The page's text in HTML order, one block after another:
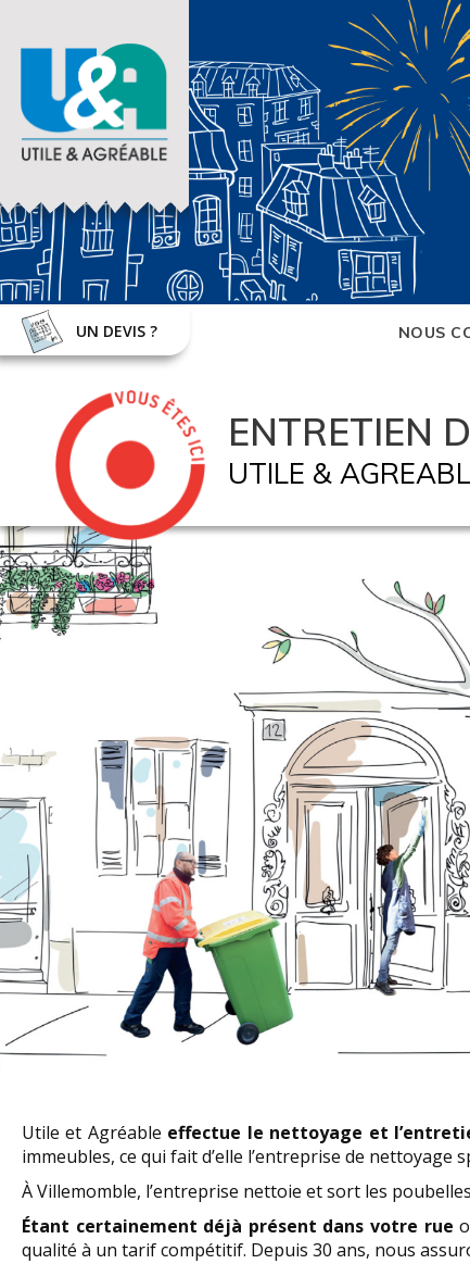
NOUS
UN DEVIS ?
ENTRETIEN
UTILE &
Utile et Agréable effectue le nettoyage et
immeubles, ce qui fait d’elle l’entreprise de
À Villemomble, l’entreprise nettoie et sort les poubelles
Étant certainement déjà présent dans votre rue
qualité à un tarif compétitif. Depuis 30 ans, nous